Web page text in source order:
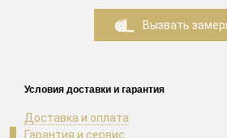
Вызвать
Условия доставки и гарантия
Доставка и оплата
Гарантия и сервис